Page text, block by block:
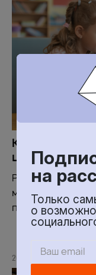
Как
центр
Рассказываем,
поделились
26 МАРТА 2026
на
Только
о